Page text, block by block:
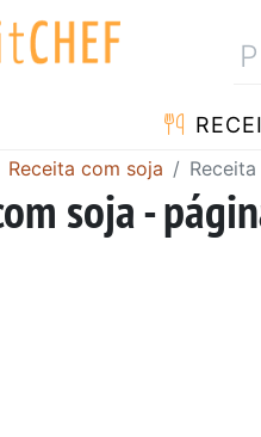
Receita com soja
soja -